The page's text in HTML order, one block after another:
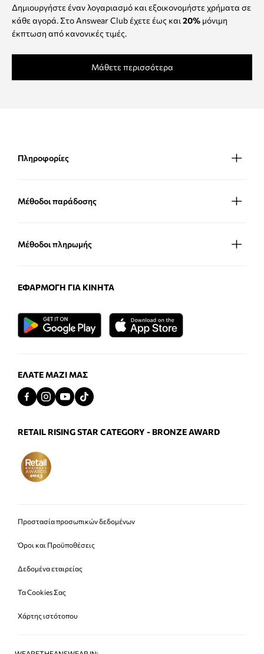
Δημιουργήστε έναν λογαριασμό και εξοικονομήστε χρήματα σε
κάθε αγορά. Στο Answear Club έχετε έως και 20% μόνιμη
έκπτωση από κανονικές τιμές.
Μάθετε περισσότερα
Πληροφορίες
Μέθοδοι παράδοσης
Μέθοδοι πληρωμής
ΕΦΑΡΜΟΓΉ ΓΙΑ ΚΙΝΗΤΆ
ΕΛΆΤΕ ΜΑΖΊ ΜΑΣ
RETAIL RISING STAR CATEGORY - BRONZE AWARD
Προστασία προσωπικών δεδομένων
Όροι και Προϋποθέσεις
Δεδομένα εταιρείας
Τα Cookies Σας
Χάρτης ιστότοπου